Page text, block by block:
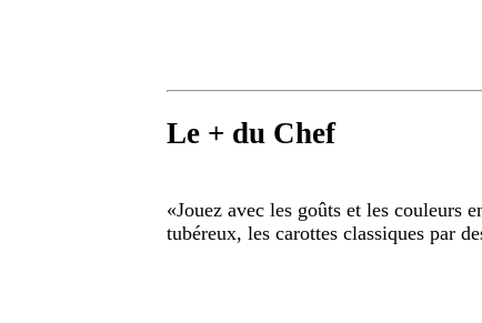
Le + du Chef
«Jouez avec les goûts et les couleurs
tubéreux, les carottes classiques par